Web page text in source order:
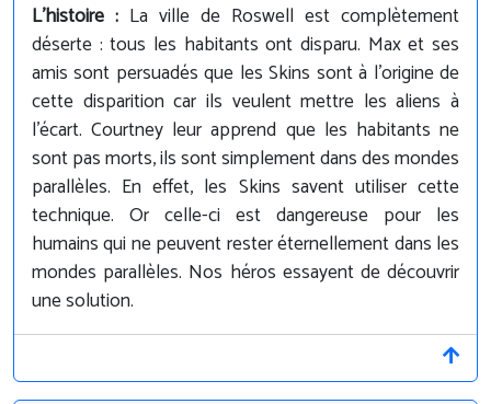
L'histoire : La ville de Roswell est complètement
déserte : tous les habitants ont disparu. Max et ses
amis sont persuadés que les Skins sont à l'origine de
cette disparition car ils veulent mettre les aliens à
l'écart. Courtney leur apprend que les habitants ne
sont pas morts, ils sont simplement dans des mondes
parallèles. En effet, les Skins savent utiliser cette
technique. Or celle-ci est dangereuse pour les
humains qui ne peuvent rester éternellement dans les
mondes parallèles. Nos héros essayent de découvrir
une solution.